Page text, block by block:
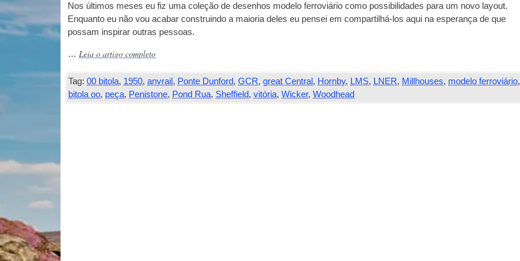
Nos últimos meses eu fiz uma coleção de desenhos modelo ferroviário como possibilidades para um novo layout.
Enquanto eu não vou acabar construindo a maioria deles eu pensei em compartilhá-los aqui na esperança de que
possam inspirar outras pessoas.
… Leia o artigo completo
Tag: 00 bitola, 1950,anyrail, Ponte Dunford,GCR,great Central, Hornby, LMS, LNER, Millhouses, modelo ferroviário,
bitola oo, peça, Penistone, Pond Rua, Sheffield,vitória,Wicker,Woodhead